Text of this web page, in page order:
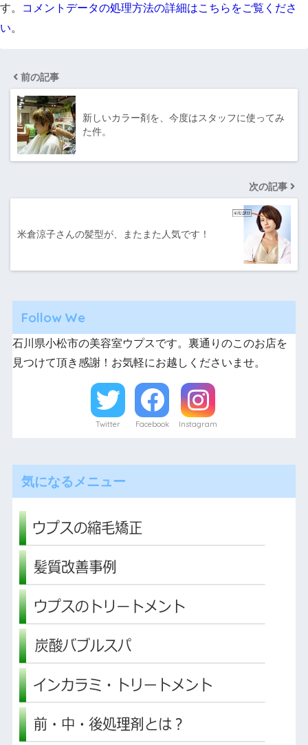
す。
コメントデータの処理方法の詳細はこちらをご覧くださ
い。
前の記事
新しいカラー剤を、今度はスタッフに使ってみ
た件。
次の記事
米倉涼子さんの髪型が、またまた人気です！
Follow We
石川県小松市の美容室ウプスです。裏通りのこのお店を
見つけて頂き感謝！お気軽にお越しくださいませ。
Twitter Facebook Instagram
気になるメニュー